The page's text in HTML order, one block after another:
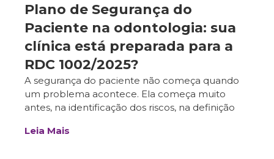
Plano de Segurança do
Paciente na odontologia: sua
clínica está preparada para a
RDC 1002/2025?
A segurança do paciente não começa quando
um problema acontece. Ela começa muito
antes, na identificação dos riscos, na definição
Leia Mais